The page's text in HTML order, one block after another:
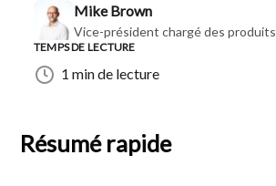
Mike Brown
Vice-président chargé des produits
TEMPS DE LECTURE
1 min de lecture
Résumé rapide